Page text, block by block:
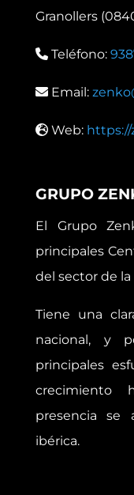
Granollers
Teléfono:
Email:
Web:
GRUPO
El Grupo
principales
del sector de
Tiene una
nacional, y
principales
crecimiento
presencia se
ibérica.